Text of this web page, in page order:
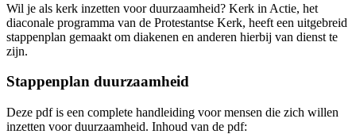
Wil je als kerk inzetten voor duurzaamheid? Kerk in Actie, het
diaconale programma van de Protestantse Kerk, heeft een uitgebreid
stappenplan gemaakt om diakenen en anderen hierbij van dienst te
zijn.
Stappenplan duurzaamheid
Deze pdf is een complete handleiding voor mensen die zich willen
inzetten voor duurzaamheid. Inhoud van de pdf: